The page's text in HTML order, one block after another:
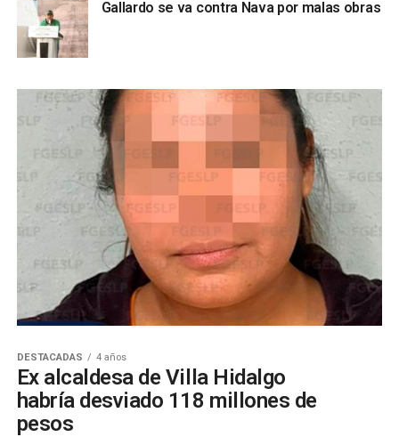
Gallardo se va contra Nava por malas obras
DESTACADAS 4 años
Ex alcaldesa de Villa Hidalgo
habría desviado 118 millones de
pesos